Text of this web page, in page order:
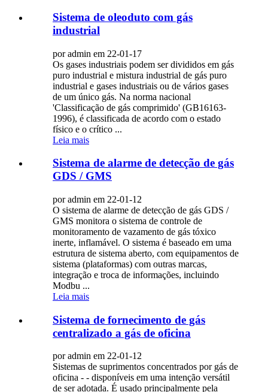
Sistema de oleoduto com gás
industrial
por admin em 22-01-17
Os gases industriais podem ser divididos em gás
puro industrial e mistura industrial de gás puro
industrial e gases industriais ou de vários gases
de um único gás. Na norma nacional
'Classificação de gás comprimido' (GB16163-
1996), é classificada de acordo com o estado
físico e o crítico ...
Leia mais
Sistema de alarme de detecção de gás
GDS / GMS
por admin em 22-01-12
O sistema de alarme de detecção de gás GDS /
GMS monitora o sistema de controle de
monitoramento de vazamento de gás tóxico
inerte, inflamável. O sistema é baseado em uma
estrutura de sistema aberto, com equipamentos de
sistema (plataformas) com outras marcas,
integração e troca de informações, incluindo
Modbu ...
Leia mais
Sistema de fornecimento de gás
centralizado a gás de oficina
por admin em 22-01-12
Sistemas de suprimentos concentrados por gás de
oficina - - disponíveis em uma intenção versátil
de ser adotada. É usado principalmente pela